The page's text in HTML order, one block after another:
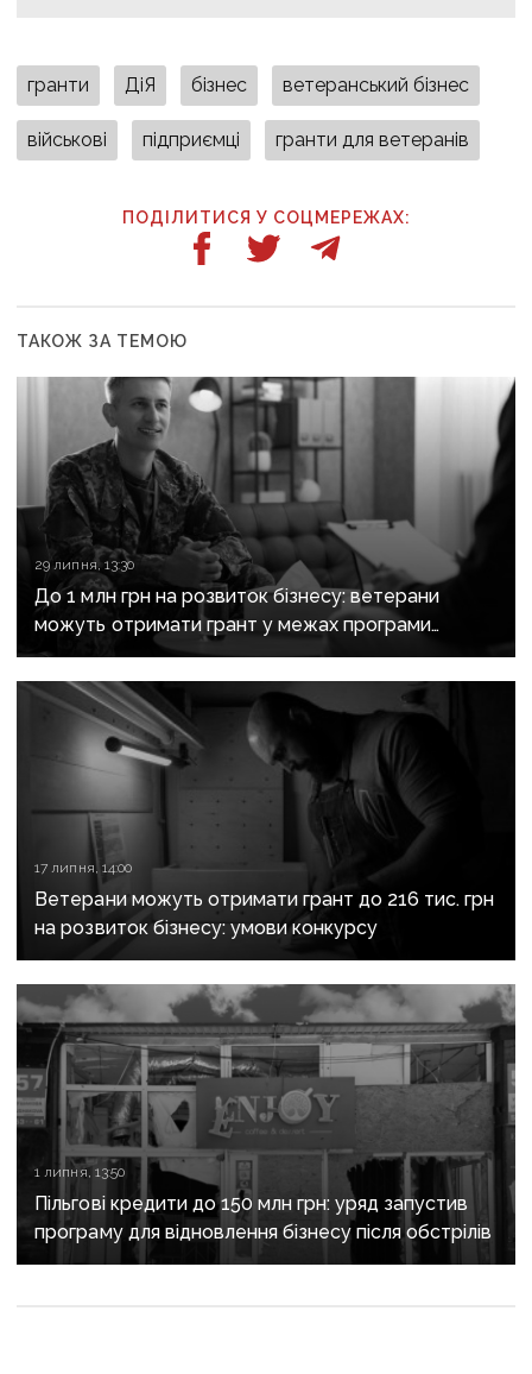
гранти ДіЯ бізнес ветеранський бізнес
військові підприємці гранти для ветеранів
ПОДІЛИТИСЯ У СОЦМЕРЕЖАХ:
ТАКОЖ ЗА ТЕМОЮ
29 липня, 13:30
До 1 млн грн на розвиток бізнесу: ветерани
можуть отримати грант у межах програми
«Жити назустріч»
17 липня, 14:00
Ветерани можуть отримати грант до 216 тис. грн
на розвиток бізнесу: умови конкурсу
1 липня, 13:50
Пільгові кредити до 150 млн грн: уряд запустив
програму для відновлення бізнесу після обстрілів